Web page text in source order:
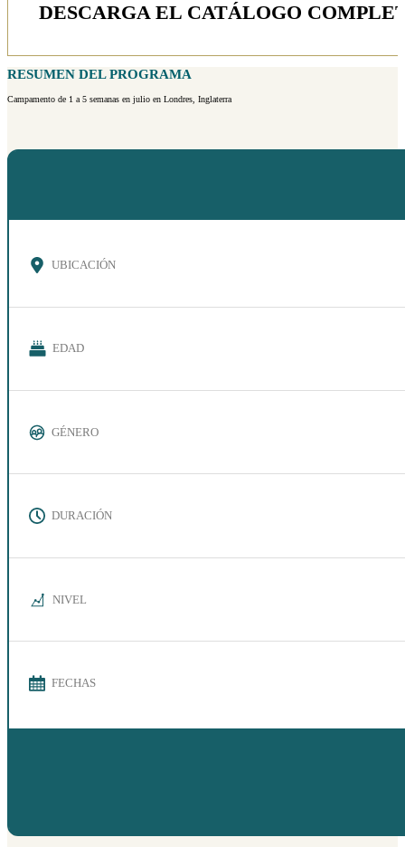
DESCARGA EL CATÁLOGO
RESUMEN DEL PROGRAMA
Campamento de 1 a 5 semanas en julio en Londres, Inglaterra
UBICACIÓN
EDAD
GÉNERO
DURACIÓN
NIVEL
FECHAS